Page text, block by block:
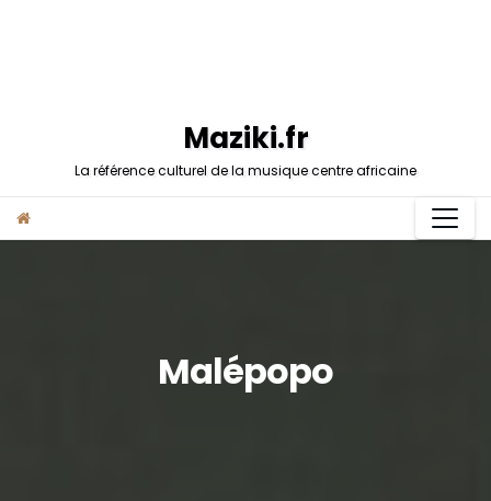
Maziki.fr
La référence culturel de la musique centre africaine
Malépopo